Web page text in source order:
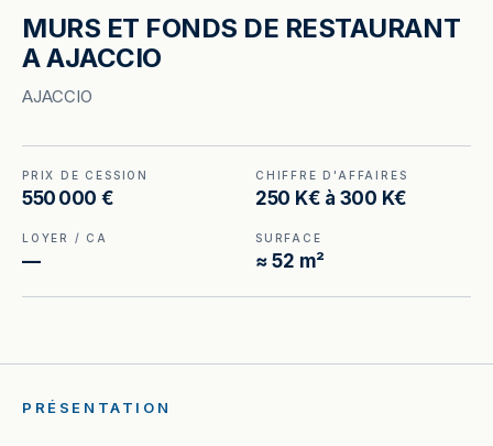
MURS ET FONDS DE RESTAURANT
A AJACCIO
AJACCIO
PRIX DE CESSION
550 000 €
CHIFFRE D'AFFAIRES
250 K€ à 300 K€
LOYER / CA
—
SURFACE
≈ 52 m²
PRÉSENTATION